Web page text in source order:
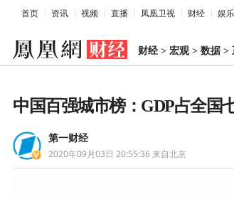
首页 资讯 视频 直播 凤凰卫视 财经 娱乐
财经> 宏观> 数据>
中国百强城市榜：GDP占全国
第一财经
2020年09月03日 20:55:36来自北京